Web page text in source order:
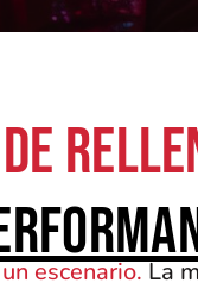
escenario.La